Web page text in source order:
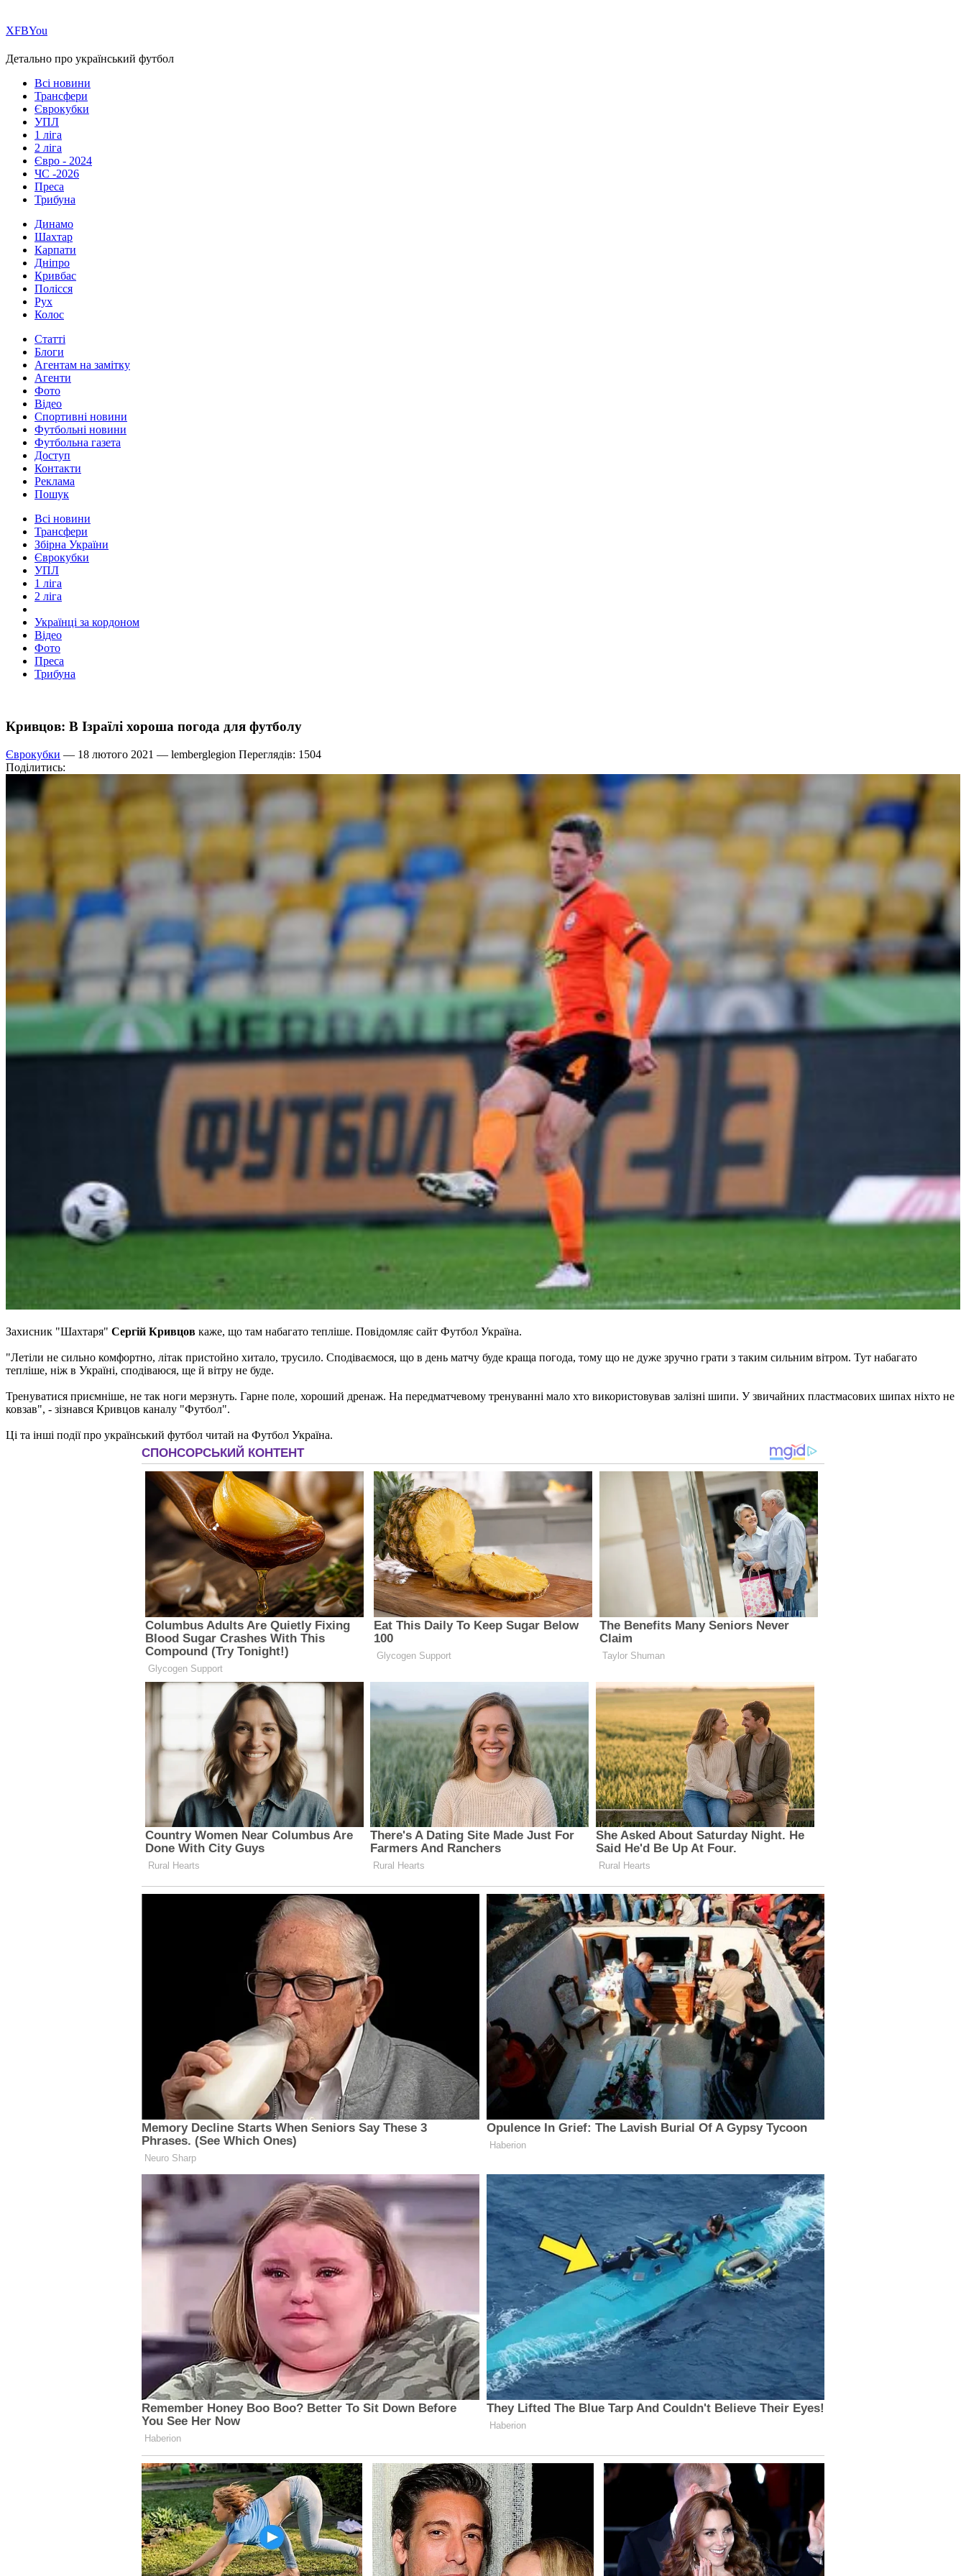
ХFBYou
Детально про український футбол
Всі новини
Трансфери
Єврокубки
УПЛ
1 ліга
2 ліга
Євро - 2024
ЧС -2026
Преса
Трибуна
Динамо
Шахтар
Карпати
Дніпро
Кривбас
Полісся
Рух
Колос
Статті
Блоги
Агентам на замітку
Агенти
Фото
Відео
Спортивні новини
Футбольні новини
Футбольна газета
Доступ
Контакти
Реклама
Пошук
Всі новини
Трансфери
Збірна України
Єврокубки
УПЛ
1 ліга
2 ліга
Українці за кордоном
Відео
Фото
Преса
Трибуна
Кривцов: В Ізраїлі хороша погода для футболу
Єврокубки — 18 лютого 2021 — lemberglegion Переглядів: 1504
Поділитись:
Захисник "Шахтаря" Сергій Кривцов каже, що там набагато тепліше. Повідомляє сайт Футбол Україна.
"Летіли не сильно комфортно, літак пристойно хитало, трусило. Сподіваємося, що в день матчу буде краща погода, тому що не дуже зручно грати з таким сильним вітром. Тут набагато
тепліше, ніж в Україні, сподіваюся, ще й вітру не буде.
Тренуватися приємніше, не так ноги мерзнуть. Гарне поле, хороший дренаж. На передматчевому тренуванні мало хто використовував залізні шипи. У звичайних пластмасових шипах ніхто не
ковзав", - зізнався Кривцов каналу "Футбол".
Ці та інші події про український футбол читай на Футбол Україна.